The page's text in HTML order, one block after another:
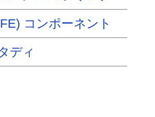
コンポーネント
ディ